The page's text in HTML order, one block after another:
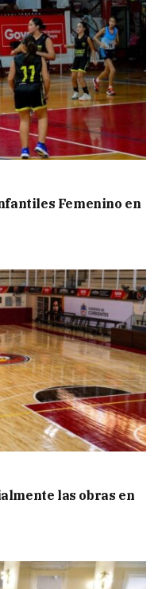
Femenino en
las obras en